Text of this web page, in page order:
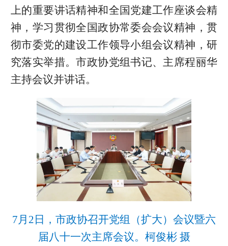
上的重要讲话精神和全国党建工作座谈会精
神，学习贯彻全国政协常委会会议精神，贯
彻市委党的建设工作领导小组会议精神，研
究落实举措。市政协党组书记、主席程丽华
主持会议并讲话。
7月2日，市政协召开党组（扩大）会议暨六
届八十一次主席会议。柯俊彬 摄